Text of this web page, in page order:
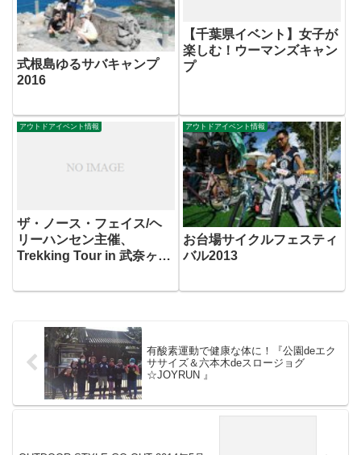
式根島ゆるサバキャンプ
2016
【千葉県イベント】女子が
楽しむ！ウーマンズキャン
プ
アウトドアイベント情報
ザ・ノース・フェイス/ヘ
リーハンセン主催、
Trekking Tour in 武奈ヶ岳
ッキングイベント
アウトドアイベント情報
お台場サイクルフェスティ
バル2013
有酸素運動で健康な体に！『公園deエク
ササイズ＆六本木deスロージョグ
☆JOYRUN 』